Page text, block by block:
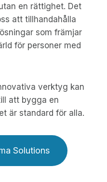
en rättighet. Det
att tillhandahålla
som främjar
för personer med
verktyg kan
att bygga en
är standard för alla.
Solutions